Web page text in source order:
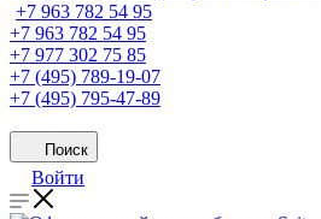
+7 963 782 54 95
+7 963 782 54 95
+7 977 302 75 85
+7 (495) 789-19-07
+7 (495) 795-47-89
Поиск
Войти